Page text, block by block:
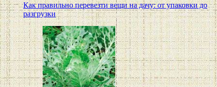
Как правильно перевезти вещи на дачу: от упаковки до
разгрузки